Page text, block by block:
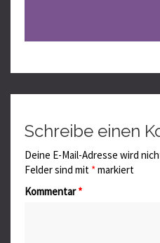
Schreibe einen
Deine E-Mail-Adresse wird
Felder sind mit *markiert
Kommentar*